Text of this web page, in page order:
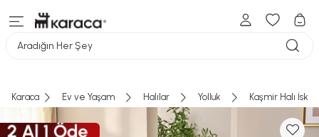
Aradığın Her Şey
Karaca Ev ve Yaşam Halılar Yolluk Kaşmir Halı